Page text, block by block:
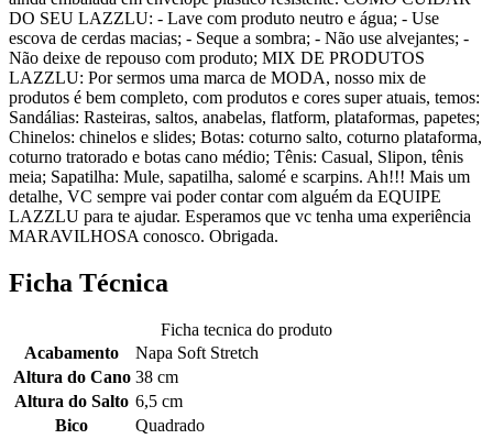
DO SEU LAZZLU: - Lave com produto neutro e água; - Use
escova de cerdas macias; - Seque a sombra; - Não use alvejantes; -
Não deixe de repouso com produto; MIX DE PRODUTOS
LAZZLU: Por sermos uma marca de MODA, nosso mix de
produtos é bem completo, com produtos e cores super atuais, temos:
Sandálias: Rasteiras, saltos, anabelas, flatform, plataformas, papetes;
Chinelos: chinelos e slides; Botas: coturno salto, coturno plataforma,
coturno tratorado e botas cano médio; Tênis: Casual, Slipon, tênis
meia; Sapatilha: Mule, sapatilha, salomé e scarpins. Ah!!! Mais um
detalhe, VC sempre vai poder contar com alguém da EQUIPE
LAZZLU para te ajudar. Esperamos que vc tenha uma experiência
MARAVILHOSA conosco. Obrigada.
Ficha Técnica
Ficha tecnica do produto
Acabamento
Napa Soft Stretch
Altura do Cano 38 cm
Altura do Salto 6,5 cm
Bico
Quadrado